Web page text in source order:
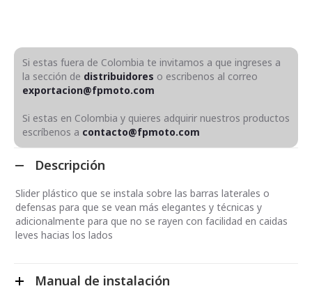
Si estas fuera de Colombia te invitamos a que ingreses a
la sección de distribuidores o escribenos al correo
exportacion@fpmoto.com
Si estas en Colombia y quieres adquirir nuestros productos
escríbenos a contacto@fpmoto.com
Descripción
Slider plástico que se instala sobre las barras laterales o
defensas para que se vean más elegantes y técnicas y
adicionalmente para que no se rayen con facilidad en caidas
leves hacias los lados
Manual de instalación